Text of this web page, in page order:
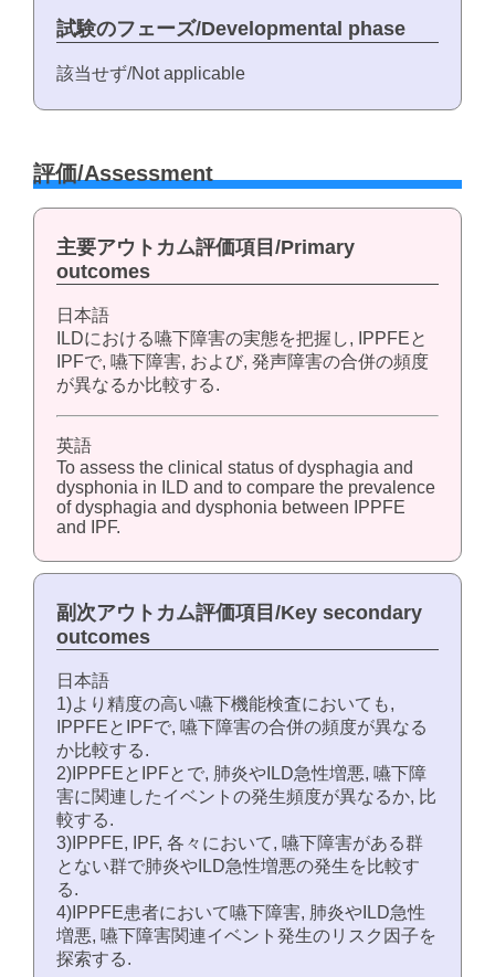
試験のフェーズ/Developmental phase
該当せず/Not applicable
評価/Assessment
主要アウトカム評価項目/Primary
outcomes
日本語
ILDにおける嚥下障害の実態を把握し, IPPFEと
IPFで, 嚥下障害, および, 発声障害の合併の頻度
が異なるか比較する.
英語
To assess the clinical status of dysphagia and
dysphonia in ILD and to compare the prevalence
of dysphagia and dysphonia between IPPFE
and IPF.
副次アウトカム評価項目/Key secondary
outcomes
日本語
1)より精度の高い嚥下機能検査においても,
IPPFEとIPFで, 嚥下障害の合併の頻度が異なる
か比較する.
2)IPPFEとIPFとで, 肺炎やILD急性増悪, 嚥下障
害に関連したイベントの発生頻度が異なるか, 比
較する.
3)IPPFE, IPF, 各々において, 嚥下障害がある群
とない群で肺炎やILD急性増悪の発生を比較す
る.
4)IPPFE患者において嚥下障害, 肺炎やILD急性
増悪, 嚥下障害関連イベント発生のリスク因子を
探索する.